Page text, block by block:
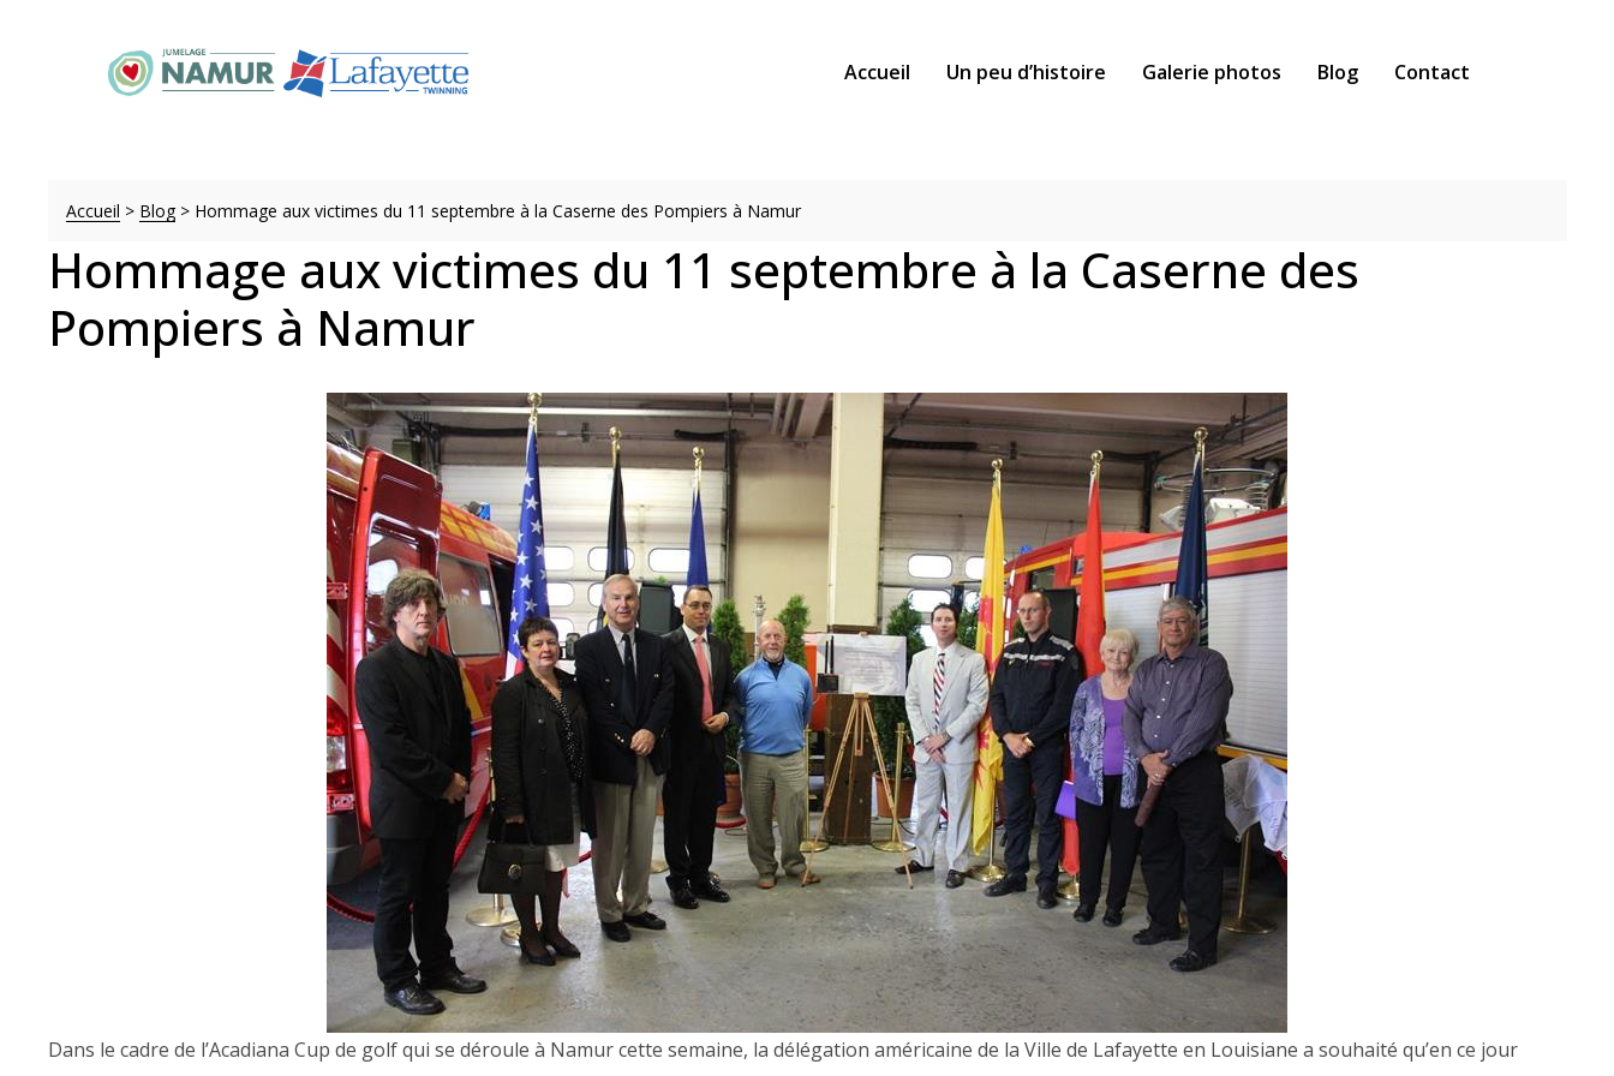
Accueil Un peu d’histoire Galerie photos Blog Contact
Accueil > Blog> Hommage aux victimes du 11 septembre à la Caserne des Pompiers à Namur
Hommage aux victimes du 11 septembre à la Caserne des
Pompiers à Namur
Dans le cadre de l’Acadiana Cup de golf qui se déroule à Namur cette semaine, la délégation américaine de la Ville de Lafayette en Louisiane a souhaité qu’en ce jour